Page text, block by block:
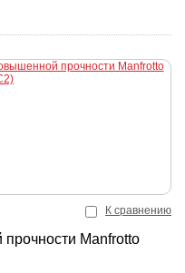
К сравнению
Manfrotto